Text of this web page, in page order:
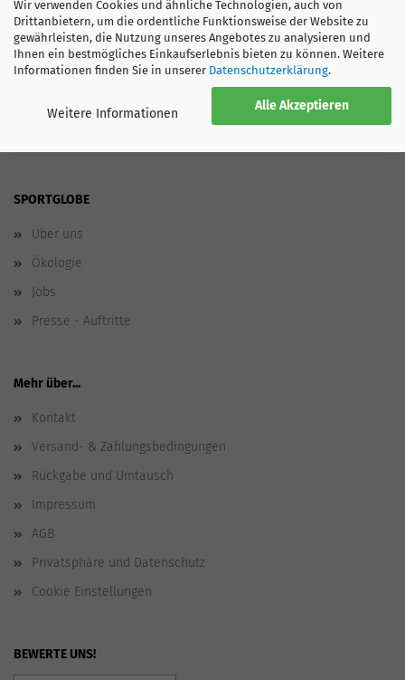
Wir verwenden Cookies und ähnliche Technologien, auch von
Drittanbietern, um die ordentliche Funktionsweise der Website zu
gewährleisten, die Nutzung unseres Angebotes zu analysieren und
Ihnen ein bestmögliches Einkaufserlebnis bieten zu können. Weitere
Informationen finden Sie in unserer Datenschutzerklärung.
Alle Akzeptieren
Weitere Informationen
GRÖSSENTABELLE
SPORTGLOBE
Über uns
Ökologie
Jobs
Presse - Auftritte
Mehr über...
Kontakt
Versand- & Zahlungsbedingungen
Rückgabe und Umtausch
Impressum
AGB
Privatsphäre und Datenschutz
Cookie Einstellungen
BEWERTE UNS!